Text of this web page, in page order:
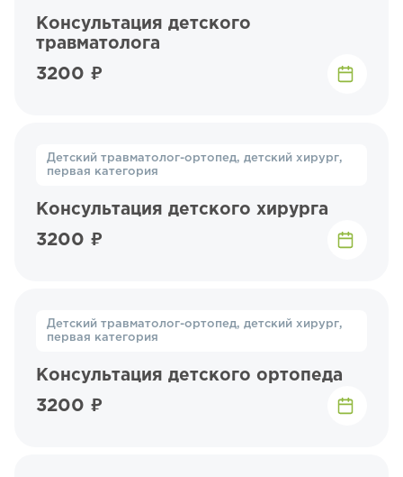
Консультация детского
травматолога
3200 ₽
Детский травматолог-ортопед, детский хирург,
первая категория
Консультация детского хирурга
3200 ₽
Детский травматолог-ортопед, детский хирург,
первая категория
Консультация детского ортопеда
3200 ₽